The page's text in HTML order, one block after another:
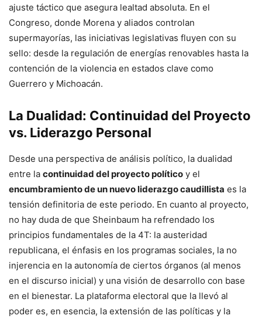
ajuste táctico que asegura lealtad absoluta. En el
Congreso, donde Morena y aliados controlan
supermayorías, las iniciativas legislativas fluyen con su
sello: desde la regulación de energías renovables hasta la
contención de la violencia en estados clave como
Guerrero y Michoacán.
La Dualidad: Continuidad del Proyecto
vs. Liderazgo Personal
Desde una perspectiva de análisis político, la dualidad
entre la continuidad del proyecto político y el
encumbramiento de un nuevo liderazgo caudillista es la
tensión definitoria de este periodo. En cuanto al proyecto,
no hay duda de que Sheinbaum ha refrendado los
principios fundamentales de la 4T: la austeridad
republicana, el énfasis en los programas sociales, la no
injerencia en la autonomía de ciertos órganos (al menos
en el discurso inicial) y una visión de desarrollo con base
en el bienestar. La plataforma electoral que la llevó al
poder es, en esencia, la extensión de las políticas y la